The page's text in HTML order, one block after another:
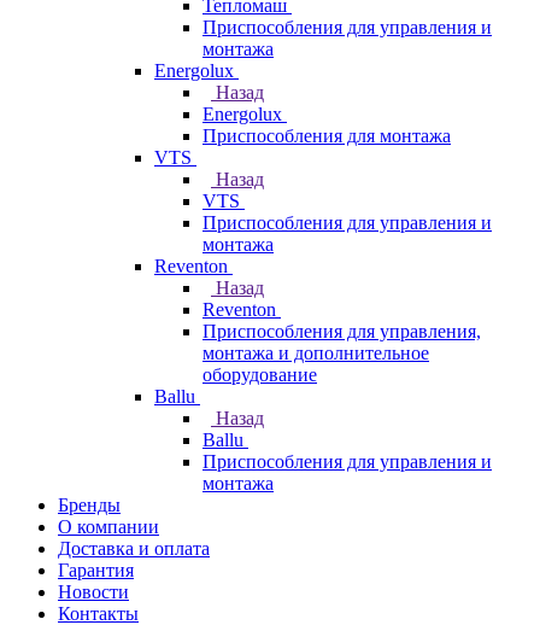
Тепломаш
Приспособления для управления и
монтажа
Energolux
Назад
Energolux
Приспособления для монтажа
VTS
Назад
VTS
Приспособления для управления и
монтажа
Reventon
Назад
Reventon
Приспособления для управления,
монтажа и дополнительное
оборудование
Ballu
Назад
Ballu
Приспособления для управления и
монтажа
Бренды
О компании
Доставка и оплата
Гарантия
Новости
Контакты